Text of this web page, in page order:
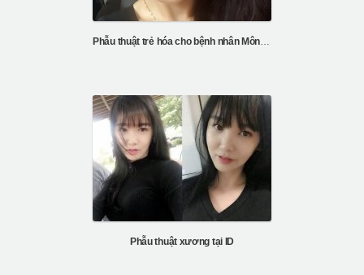
Phẫu thuật trẻ hóa cho bệnh nhân Mông Cổ của bệnh viện ID
Phẫu thuật xương tại ID